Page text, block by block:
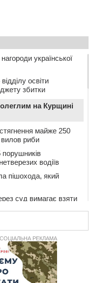
української
освіти
збитки
на Курщині
майже 250
риби
водіїв
пішохода, який
суд вимагає взяти
вантажівки
міста
як його докупити та що
СОЦІАЛЬНА РЕКЛАМА